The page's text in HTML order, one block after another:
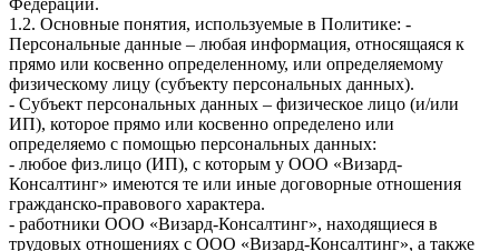
1.2. Основные понятия, используемые в Политике: -
Персональные данные – любая информация, относящаяся к
прямо или косвенно определенному, или определяемому
физическому лицу (субъекту персональных данных).
- Субъект персональных данных – физическое лицо (и/или
ИП), которое прямо или косвенно определено или
определяемо с помощью персональных данных:
- любое физ.лицо (ИП), с которым у ООО «Визард-
Консалтинг» имеются те или иные договорные отношения
гражданско-правового характера.
- работники ООО «Визард-Консалтинг», находящиеся в
трудовых отношениях с ООО «Визард-Консалтинг», а также